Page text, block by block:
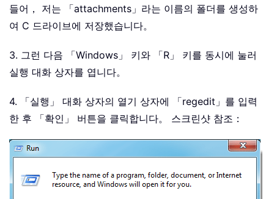
들어， 저는 「attachments」라는 이름의 폴더를 생성하
여 C 드라이브에 저장했습니다。
3. 그런 다음 「Windows」 키와 「R」 키를 동시에 눌러
실행 대화 상자를 엽니다。
4. 「실행」 대화 상자의 열기 상자에 「regedit」를 입력
한 후 「확인」 버튼을 클릭합니다。 스크린샷 참조：